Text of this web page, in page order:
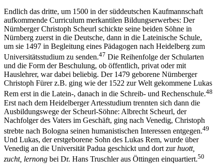
Endlich das dritte, um 1500 in der süddeutschen Kaufmannschaft
aufkommende Curriculum merkantilen Bildungserwerbes: Der
Nürnberger Christoph Scheurl schickte seine beiden Söhne in
Nürnberg zuerst in die Deutsche, dann in die Lateinische Schule,
um sie 1497 in Begleitung eines Pädagogen nach Heidelberg zum
Universitätsstudium zu senden.47 Die Reihenfolge der Schularten
und die Form der Beschulung, ob öffentlich, privat oder mit
Hauslehrer, war dabei beliebig. Der 1479 geborene Nürnberger
Christoph Fürer z.B. ging wie der 1522 zur Welt gekommene Lukas
Rem erst in die Latein-, danach in die Schreib- und Rechenschule.48
Erst nach dem Heidelberger Artesstudium trennten sich dann die
Ausbildungswege der Scheurl-Söhne: Albrecht Scheurl, der
Nachfolger des Vaters im Geschäft, ging nach Venedig, Christoph
strebte nach Bologna seinen humanistischen Interessen entgegen.49
Und Lukas, der erstgeborene Sohn des Lukas Rem, wurde über
Venedig an die Universität Padua geschickt und dort zurhuott,
zucht, lernong bei Dr. Hans Truschler aus Öttingen einquartiert.50